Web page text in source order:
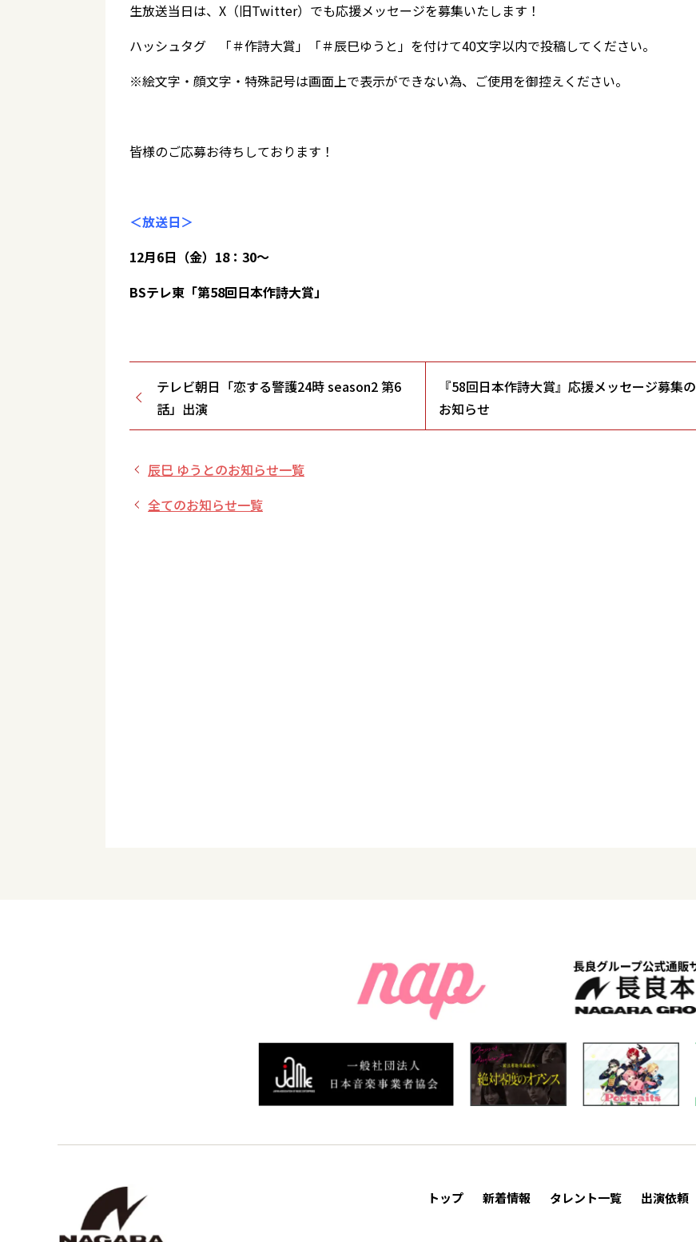
生放送当日は、X（旧Twitter）でも応援メッセージを募集いたします！
ハッシュタグ 「＃作詩大賞」「＃辰巳ゆうと」を付けて40文字以内で投稿してください。
※絵文字・顔文字・特殊記号は画面上で表示ができない為、ご使用を御控えください。
皆様のご応募お待ちしております！
＜放送日＞
12月6日（金）18：30～
BSテレ東「第58回日本作詩大賞」
テレビ朝日「恋する警護24時 season2 第6
話」出演
『58回日本作詩大賞』応援メッセージ募集の
お知らせ
辰巳 ゆうとのお知らせ一覧
全てのお知らせ一覧
トップ 新着情報 タレント一覧 出演依頼